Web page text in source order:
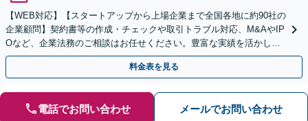
【WEB対応】【スタートアップから上場企業まで全国各地に約90社の
企業顧問】契約書等の作成・チェックや取引トラブル対応、M&AやIP
Oなど、企業法務のご相談はお任せください。豊富な実績を活かし的
確に対応を進めてまいります。
料金表を見る
電話でお問い合わせ メールでお問い合わせ